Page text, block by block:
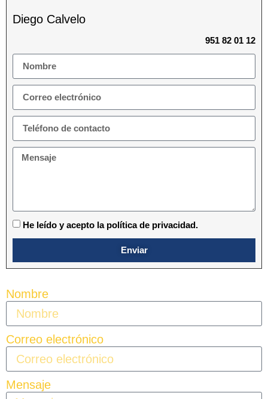
Diego Calvelo
951 82 01 12
He leído y acepto la política de privacidad.
Enviar
Nombre
Correo electrónico
Mensaje